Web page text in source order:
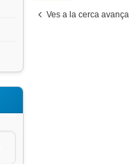
Ves a la cerca